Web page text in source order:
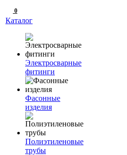
0
Каталог
Электросварные
фитинги
Фасонные
изделия
Полиэтиленовые
трубы